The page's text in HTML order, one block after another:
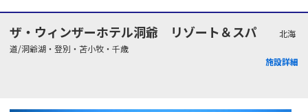
ザ・ウィンザーホテル洞爺 リゾート＆スパ
北海
道/洞爺湖・登別・苫小牧・千歳
施設詳細